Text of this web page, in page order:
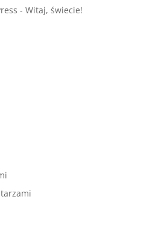
- Witaj, świecie!